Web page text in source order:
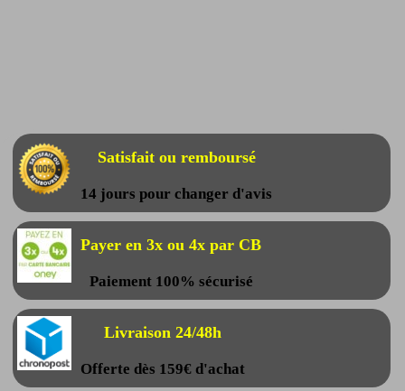
Satisfait ou remboursé
14 jours pour changer d'avis
Payer en 3x ou 4x par CB
Paiement 100% sécurisé
Livraison 24/48h
Offerte dès 159€ d'achat